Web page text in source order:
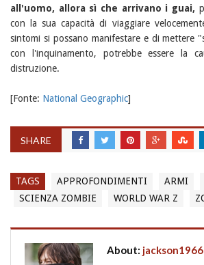
all'uomo, allora sì che arrivano i guai,
con la sua capacità di viaggiare
sintomi si possano manifestare e di mettere
con l'inquinamento, potrebbe essere la
distruzione.
[Fonte: National Geographic]
SHARE
TAGS APPROFONDIMENTI ARMI
SCIENZA ZOMBIE
WORLD WAR Z
About: jackson1966